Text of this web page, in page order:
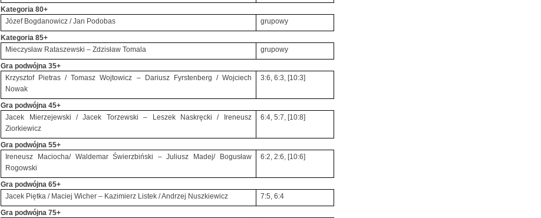
Kategoria 80+
Józef Bogdanowicz / Jan Podobas
grupowy
Kategoria 85+
Mieczysław Rataszewski – Zdzisław Tomala
grupowy
Gra podwójna 35+
Krzysztof Pietras / Tomasz Wojtowicz – Dariusz Fyrstenberg / Wojciech
Nowak
3:6, 6:3, [10:3]
Gra podwójna 45+
Jacek Mierzejewski / Jacek Torzewski – Leszek Naskręcki / Ireneusz
Ziorkiewicz
6:4, 5:7, [10:8]
Gra podwójna 55+
Ireneusz Maciocha/ Waldemar Świerzbiński – Juliusz Madej/ Bogusław
Rogowski
6:2, 2:6, [10:6]
Gra podwójna 65+
Jacek Piętka / Maciej Wicher – Kazimierz Listek / Andrzej Nuszkiewicz
7:5, 6:4
Gra podwójna 75+